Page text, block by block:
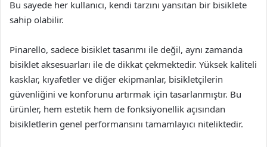
Bu sayede her kullanıcı, kendi tarzını yansıtan bir bisiklete
sahip olabilir.
Pinarello, sadece bisiklet tasarımı ile değil, aynı zamanda
bisiklet aksesuarları ile de dikkat çekmektedir. Yüksek kaliteli
kasklar, kıyafetler ve diğer ekipmanlar, bisikletçilerin
güvenliğini ve konforunu artırmak için tasarlanmıştır. Bu
ürünler, hem estetik hem de fonksiyonellik açısından
bisikletlerin genel performansını tamamlayıcı niteliktedir.